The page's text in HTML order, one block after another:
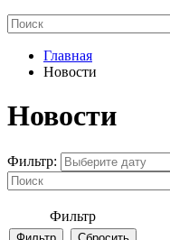
Главная
Новости
Новости
Фильтр:
Фильтр